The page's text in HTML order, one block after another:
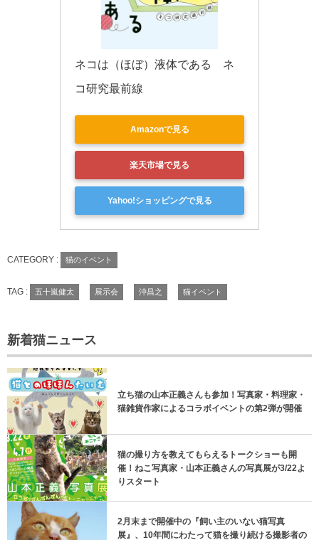
ネコは（ほぼ）液体である　ネ
コ研究最前線
Amazonで見る
楽天市場で見る
Yahoo!ショッピングで見る
CATEGORY : 猫のイベント
TAG : 五十嵐健太 展示会 沖昌之 猫イベント
新着猫ニュース
立ち猫の山本正義さんも参加！写真家・料理家・
猫雑貨作家によるコラボイベントの第2弾が開催
猫の撮り方を教えてもらえるトークショーも開
催！ねこ写真家・山本正義さんの写真展が3/22よ
りスタート
2月末まで開催中の『飼い主のいない猫写真
展』、10年間にわたって猫を撮り続ける撮影者の